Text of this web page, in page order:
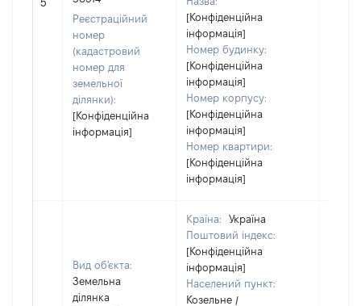
5
Реєстраційний
номер
(кадастровий
номер для
земельної
ділянки):
[Конфіденційна
інформація]
[Конфіденційна
інформація]
Номер будинку:
[Конфіденційна
інформація]
Номер корпусу:
[Конфіденційна
інформація]
Номер квартири:
[Конфіденційна
інформація]
Вид об'єкта:
Земельна
ділянка
Країна:
Україна
Поштовий індекс:
[Конфіденційна
інформація]
Населений пункт:
Козельне /